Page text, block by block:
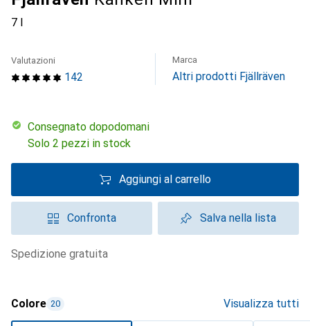
7 l
142
Valutazioni Marca
Altri prodotti Fjällräven
Consegnato dopodomani
Solo 2 pezzi in stock
Aggiungi al carrello
Confronta Salva nella lista
spedizione gratuita
Colore 20 Visualizza tutti